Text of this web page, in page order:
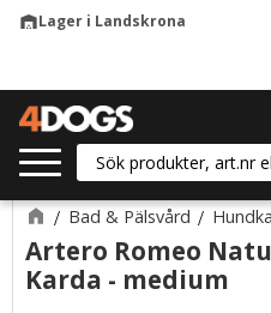
warehouseLager i Landskrona
Bad & Pälsvård
Artero Romeo
Karda - medium